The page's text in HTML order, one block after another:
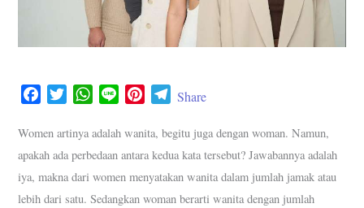
c
e
b
o
i
t
t
W
a
t
s
A
n
e
n
t
e
T
l
e
g
Share
Women artinya adalah wanita, begitu juga dengan woman. Namun,
apakah ada perbedaan antara kedua kata tersebut? Jawabannya adalah
iya, makna dari women menyatakan wanita dalam jumlah jamak atau
lebih dari satu. Sedangkan woman berarti wanita dengan jumlah